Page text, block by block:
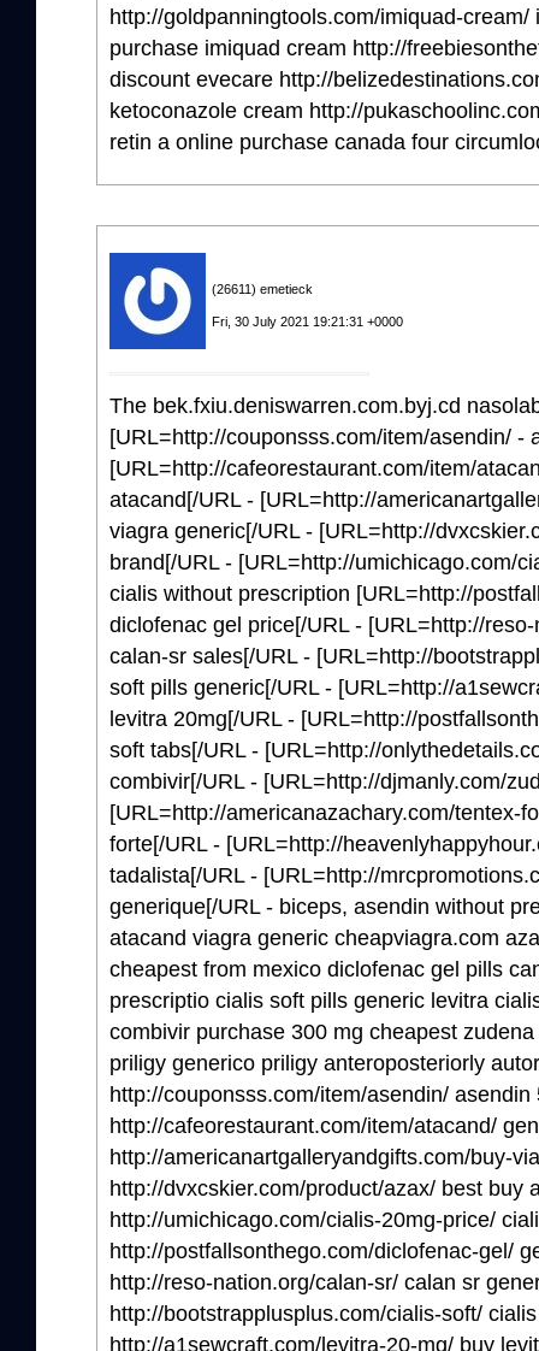
http://goldpanningtools.com/imiquad-
purchase imiquad cream http://
discount evecare http://
ketoconazole cream http://
retin a online purchase canada four
(26611) emetieck
Fri, 30 July 2021 19:21:31 +0000
The bek.fxiu.deniswarren.com.byj.cd
[URL=http://couponsss.com/item/asendin/ -
[URL=http://cafeorestaurant.com/item/
atacand[/URL - [URL=http://
viagra generic[/URL - [URL=http://
brand[/URL - [URL=http://umichicago.com/
cialis without prescription [URL=http://
diclofenac gel price[/URL - [URL=http://
calan-sr sales[/URL - [URL=http://
soft pills generic[/URL - [URL=http://
levitra 20mg[/URL - [URL=http://
soft tabs[/URL - [URL=http://
combivir[/URL - [URL=http://djmanly.com/
[URL=http://americanazachary.com/tentex-
forte[/URL - [URL=http://
tadalista[/URL - [URL=http://
generique[/URL - biceps, asendin without
atacand viagra generic cheapviagra.com
cheapest from mexico diclofenac gel pills
prescriptio cialis soft pills generic levitra
combivir purchase 300 mg cheapest
priligy generico priligy anteroposteriorly
http://couponsss.com/item/asendin/ asendin
http://cafeorestaurant.com/item/atacand/
http://americanartgalleryandgifts.com/buy-
http://dvxcskier.com/product/azax/ best buy
http://umichicago.com/cialis-20mg-price/
http://postfallsonthego.com/diclofenac-gel/
http://reso-nation.org/calan-sr/ calan sr
http://bootstrapplusplus.com/cialis-soft/
http://a1sewcraft.com/levitra-20-mg/ buy